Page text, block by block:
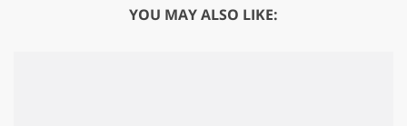
YOU MAY ALSO LIKE: